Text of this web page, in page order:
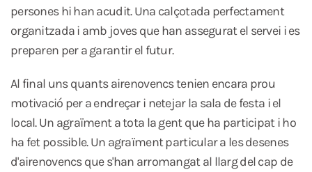
persones hi han acudit. Una calçotada perfectament
organitzada i amb joves que han assegurat el servei i es
preparen per a garantir el futur.
Al final uns quants airenovencs tenien encara prou
motivació per a endreçar i netejar la sala de festa i el
local. Un agraïment a tota la gent que ha participat i ho
ha fet possible. Un agraïment particular a les desenes
d'airenovencs que s'han arromangat al llarg del cap de